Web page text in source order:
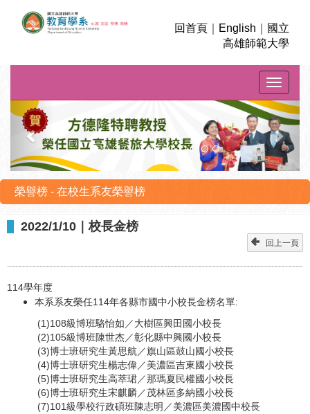
回首頁 English
國立
高雄師範大學
Toggle
上
一
則
下
一
則
榮譽榜 - 在校生系友榮譽榜
2022/1/10｜校長金榜
回上一頁
114學年度
本系系友榮任114年各縣市國中小校長金榜名單:
(1)108級博班駱怡如／大樹區興田國小校長
(2)105級博班陳世杰／彰化縣中興國小校長
(3)博士班研究生黃思航／旗山區鼓山國小校長
(4)博士班研究生楊志偉／美濃區吉東國小校長
(5)博士班研究生高萃珺／那瑪夏民權國小校長
(6)博士班研究生宋麒麟／茂林區多納國小校長
(7)101級學校行政碩班陳志明／美濃區美濃國中校長